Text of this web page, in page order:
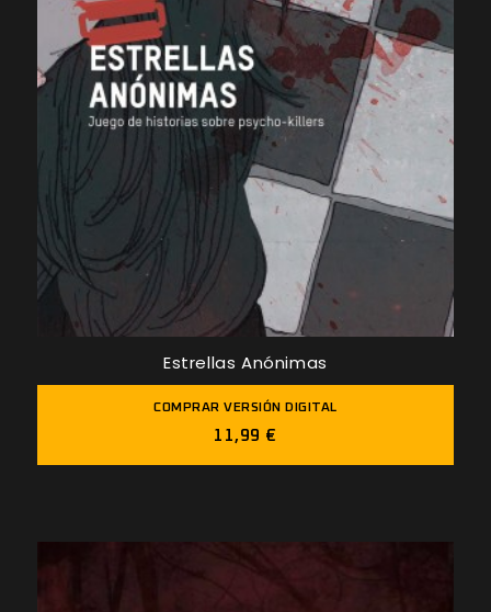
Estrellas Anónimas
COMPRAR VERSIÓN DIGITAL
11,99 €